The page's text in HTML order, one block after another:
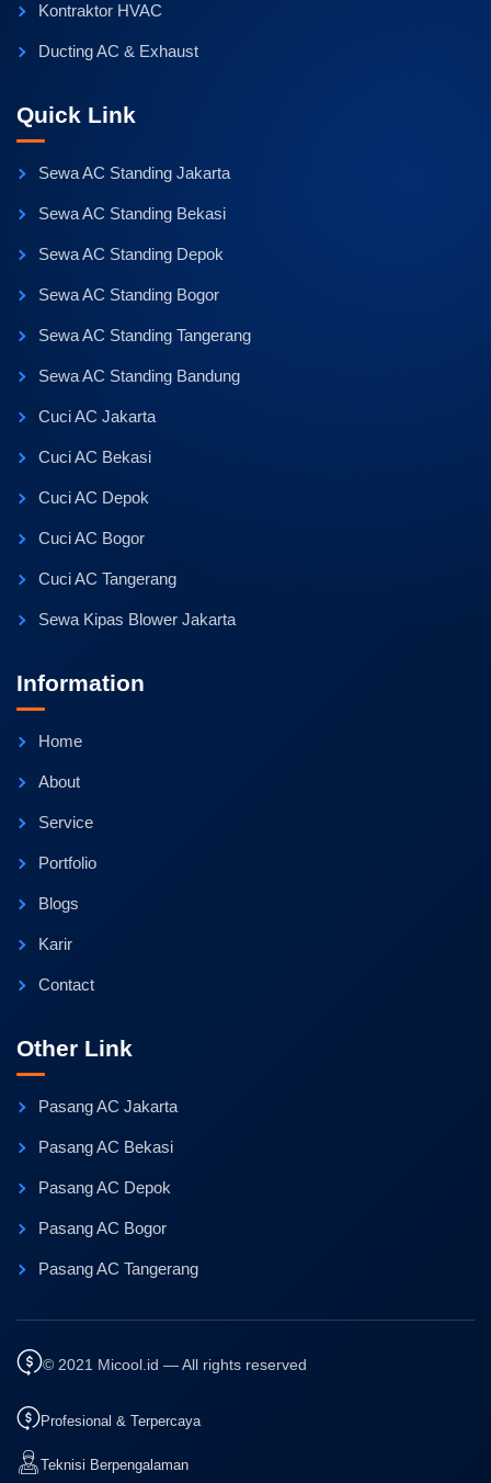
Kontraktor HVAC
Ducting AC & Exhaust
Quick Link
Sewa AC Standing Jakarta
Sewa AC Standing Bekasi
Sewa AC Standing Depok
Sewa AC Standing Bogor
Sewa AC Standing Tangerang
Sewa AC Standing Bandung
Cuci AC Jakarta
Cuci AC Bekasi
Cuci AC Depok
Cuci AC Bogor
Cuci AC Tangerang
Sewa Kipas Blower Jakarta
Information
Home
About
Service
Portfolio
Blogs
Karir
Contact
Other Link
Pasang AC Jakarta
Pasang AC Bekasi
Pasang AC Depok
Pasang AC Bogor
Pasang AC Tangerang
© 2021 Micool.id — All rights reserved
Profesional & Terpercaya
Teknisi Berpengalaman